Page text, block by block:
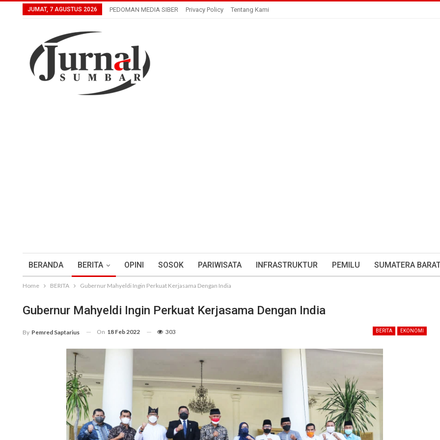
JUMAT, 7 AGUSTUS 2026 PEDOMAN MEDIA SIBER Privacy Policy Tentang Kami
BERANDA BERITA OPINI SOSOK PARIWISATA INFRASTRUKTUR PEMILU SUMATERA
Home BERITA Gubernur Mahyeldi Ingin Perkuat Kerjasama Dengan India
Gubernur Mahyeldi Ingin Perkuat Kerjasama Dengan India
BERITA EKONOMI
By Pemred Saptarius On 18 Feb 2022 303